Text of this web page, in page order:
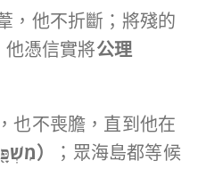
，他不折斷；將殘的
憑信實將公理
也不喪膽，直到他在
）
；眾海島都等候